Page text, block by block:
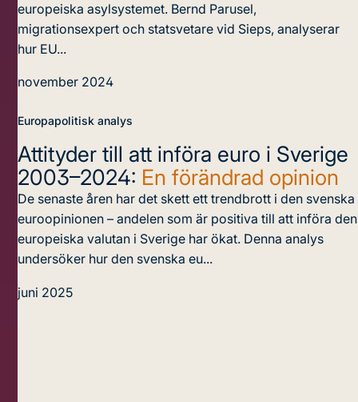
europeiska asylsystemet. Bernd Parusel,
migrationsexpert och statsvetare vid Sieps, analyserar
hur EU...
november 2024
Europapolitisk analys
Attityder till att införa euro i Sverige
2003–2024: En förändrad opinion
De senaste åren har det skett ett trendbrott i den svenska
euroopinionen – andelen som är positiva till att införa den
europeiska valutan i Sverige har ökat. Denna analys
undersöker hur den svenska eu...
juni 2025